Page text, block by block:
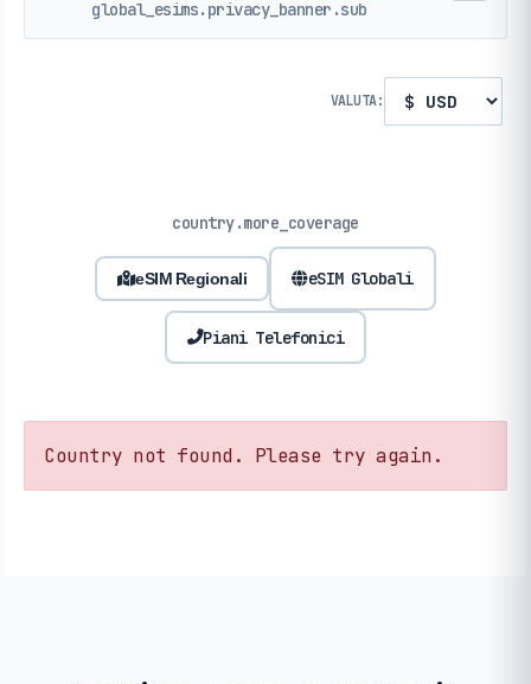
global_esims.privacy_banner.sub
VALUTA:
country.more_coverage
eSIM Regionali eSIM Globali
Piani Telefonici
Country not found. Please try again.